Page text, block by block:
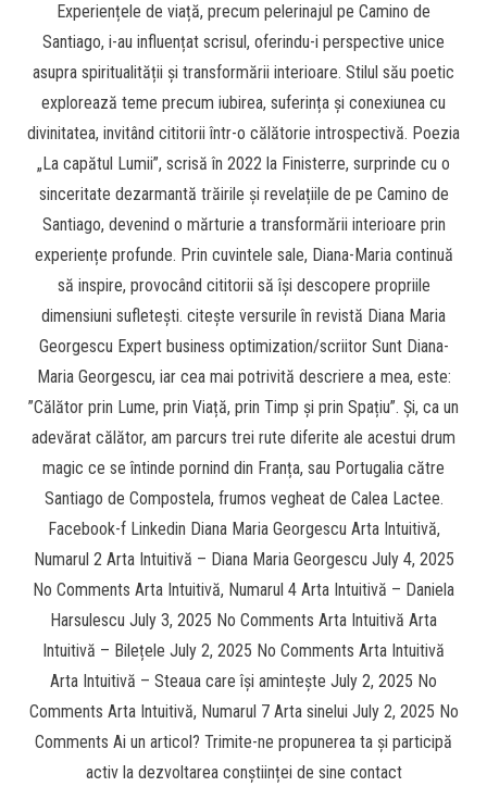
Experiențele de viață, precum pelerinajul pe Camino de
Santiago, i-au influențat scrisul, oferindu-i perspective unice
asupra spiritualității și transformării interioare. Stilul său poetic
explorează teme precum iubirea, suferința și conexiunea cu
divinitatea, invitând cititorii într-o călătorie introspectivă. Poezia
„La capătul Lumii”, scrisă în 2022 la Finisterre, surprinde cu o
sinceritate dezarmantă trăirile și revelațiile de pe Camino de
Santiago, devenind o mărturie a transformării interioare prin
experiențe profunde. Prin cuvintele sale, Diana-Maria continuă
să inspire, provocând cititorii să își descopere propriile
dimensiuni sufletești. citește versurile în revistă Diana Maria
Georgescu Expert business optimization/scriitor Sunt Diana-
Maria Georgescu, iar cea mai potrivită descriere a mea, este:
”Călător prin Lume, prin Viață, prin Timp și prin Spațiu”. Și, ca un
adevărat călător, am parcurs trei rute diferite ale acestui drum
magic ce se întinde pornind din Franța, sau Portugalia către
Santiago de Compostela, frumos vegheat de Calea Lactee.
Facebook-f Linkedin Diana Maria Georgescu Arta Intuitivă,
Numarul 2 Arta Intuitivă – Diana Maria Georgescu July 4, 2025
No Comments Arta Intuitivă, Numarul 4 Arta Intuitivă – Daniela
Harsulescu July 3, 2025 No Comments Arta Intuitivă Arta
Intuitivă – Bilețele July 2, 2025 No Comments Arta Intuitivă
Arta Intuitivă – Steaua care își amintește July 2, 2025 No
Comments Arta Intuitivă, Numarul 7 Arta sinelui July 2, 2025 No
Comments Ai un articol? Trimite-ne propunerea ta și participă
activ la dezvoltarea conștiinței de sine contact